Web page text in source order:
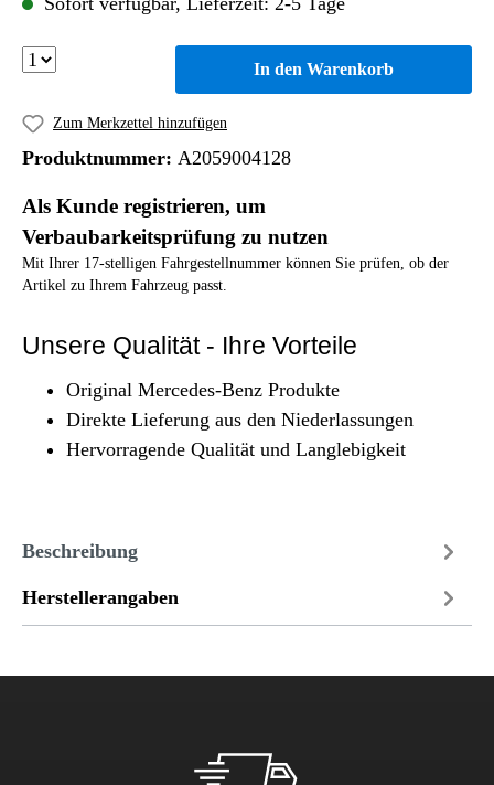
In den Warenkorb
Zum Merkzettel hinzufügen
Produktnummer: A2059004128
Als Kunde registrieren, um
Verbaubarkeitsprüfung zu nutzen
Mit Ihrer 17-stelligen Fahrgestellnummer können Sie prüfen, ob der
Artikel zu Ihrem Fahrzeug passt.
Unsere Qualität - Ihre Vorteile
Original Mercedes-Benz Produkte
Direkte Lieferung aus den Niederlassungen
Hervorragende Qualität und Langlebigkeit
Beschreibung
Herstellerangaben